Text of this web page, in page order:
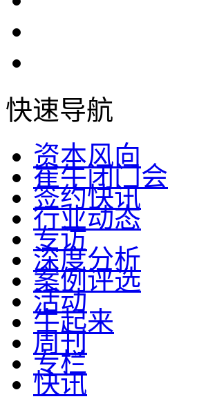
快速导航
资本风向
崔牛闭门会
签约快讯
行业动态
专访
深度分析
案例评选
活动
牛起来
周刊
专栏
快讯